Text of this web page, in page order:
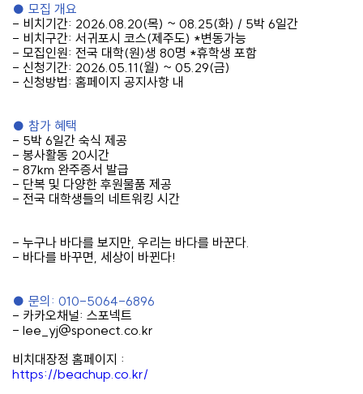
● 모집 개요
- 비치기간: 2026.08.20(목) ~ 08.25(화) / 5박 6일간
- 비치구간: 서귀포시 코스(제주도) *변동가능
- 모집인원: 전국 대학(원)생 80명 *휴학생 포함
- 신청기간: 2026.05.11(월) ~ 05.29(금)
- 신청방법: 홈페이지 공지사항 내
● 참가 혜택
- 5박 6일간 숙식 제공
- 봉사활동 20시간
- 87km 완주증서 발급
- 단복 및 다양한 후원물품 제공
- 전국 대학생들의 네트워킹 시간
- 누구나 바다를 보지만, 우리는 바다를 바꾼다.
- 바다를 바꾸면, 세상이 바뀐다!
● 문의 : 010-5064-6896
- 카카오채널: 스포넥트
- lee_yj@sponect.co.kr
비치대장정 홈페이지 :
https://beachup.co.kr/